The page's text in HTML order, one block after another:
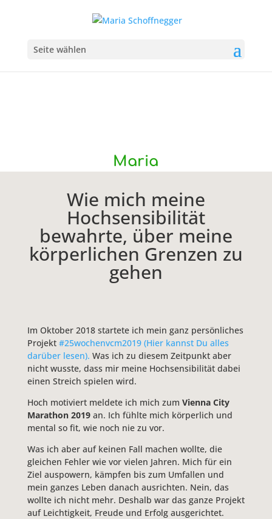
Seite wählen
Maria
Wie mich meine
Hochsensibilität
bewahrte, über meine
körperlichen Grenzen zu
gehen
Im Oktober 2018 startete ich mein ganz persönliches
Projekt #25wochenvcm2019 (Hier kannst Du alles
darüber lesen). Was ich zu diesem Zeitpunkt aber
nicht wusste, dass mir meine Hochsensibilität dabei
einen Streich spielen wird.
Hoch motiviert meldete ich mich zum Vienna City
Marathon 2019an. Ich fühlte mich körperlich und
mental so fit, wie noch nie zu vor.
Was ich aber auf keinen Fall machen wollte, die
gleichen Fehler wie vor vielen Jahren. Mich für ein
Ziel auspowern, kämpfen bis zum Umfallen und
mein ganzes Leben danach ausrichten. Nein, das
wollte ich nicht mehr. Deshalb war das ganze Projekt
auf Leichtigkeit, Freude und Erfolg ausgerichtet.